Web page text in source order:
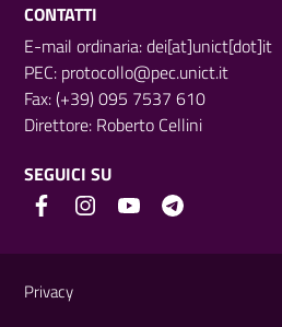
CONTATTI
E-mail ordinaria: dei[at]unict[dot]it
PEC: protocollo@pec.unict.it
Fax: (+39) 095 7537 610
Direttore: Roberto Cellini
SEGUICI SU
Privacy